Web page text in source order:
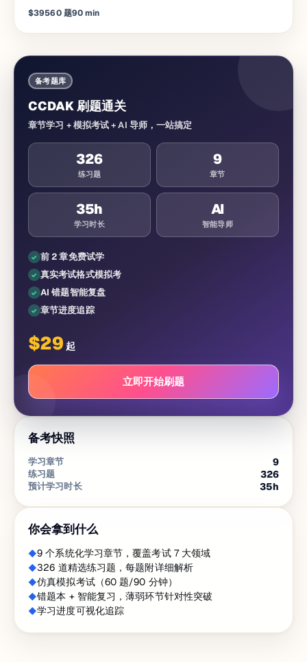
$39560 题90min
备考题库
CCDAK 刷题通关
章节学习 + 模拟考试 + AI 导师，一站搞定
326
练习题
9
章节
35h
学习时长
AI
智能导师
前 2 章免费试学
真实考试格式模拟考
AI 错题智能复盘
章节进度追踪
$29 起
立即开始刷题
备考快照
学习章节 9
练习题 326
预计学习时长 35h
你会拿到什么
9 个系统化学习章节，覆盖考试 7 大领域
326 道精选练习题，每题附详细解析
仿真模拟考试（60 题/90 分钟）
错题本 + 智能复习，薄弱环节针对性突破
学习进度可视化追踪